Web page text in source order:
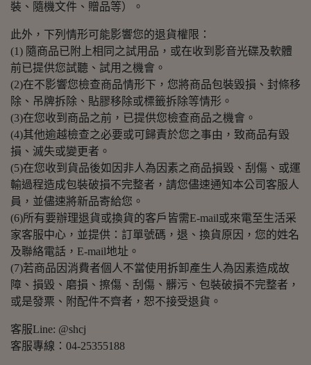
裝、隨機文件、贈品等）。
此外，下列情形可能影響您的退貨權限：
(1) 隨商品已附上相同之試用品，或在收到影音光碟及軟體
前已提供您試聽、試用之機會。
(2)在不影響您檢查商品情形下，您將商品包裝毀損、封條移
除、吊牌拆除、貼膠移除或標籤拆除等情形。
(3)在您收到商品之前，已提供您檢查商品之機會。
(4)其他逾越檢查之必要或可歸責於您之事由，致商品有毀
損、滅失或變更者。
(5)在您收到貨品後如因非人為因素之商品損毀、刮傷、或運
輸過程造成包裝破損不完整者，請您儘速通知本公司客服人
員，並儘速將新品寄給您。
(6)所有要辦理退貨或換貨的客戶皆需E-mail或來電至生活采
家客服中心，並提供：訂單號碼，退、換貨原因，您的姓名
及聯絡電話，E-mail地址。
(7)若商品因消費者個人不當使用拆卸產生人為因素造成故
障、損毀、磨損、擦傷、刮傷、髒污、包裝破損不完整者，
或是發票、附配件不齊者，恕不接受退貨。
客服Line: @shcj
客服專線：04-25355188